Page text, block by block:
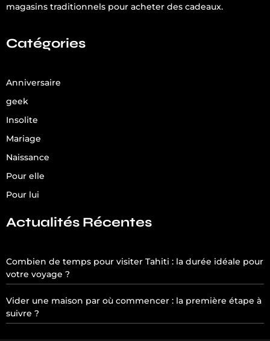
magasins traditionnels pour acheter des cadeaux.
Catégories
Anniversaire
geek
Insolite
Mariage
Naissance
Pour elle
Pour lui
Actualités Récentes
Combien de temps pour visiter Tahiti : la durée idéale pour
votre voyage ?
Vider une maison par où commencer : la première étape à
suivre ?